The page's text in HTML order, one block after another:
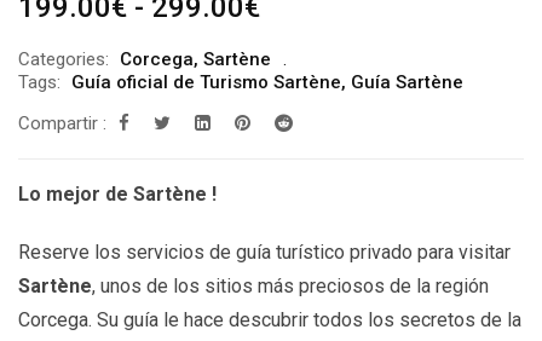
199.00€ - 299.00€
precios:
desde
199.00€
Categories: Corcega, Sartène
Tags:
Guía oficial de Turismo Sartène, Guía Sartène
Compartir :
Lo mejor de Sartène !
Reserve los servicios de guía turístico privado para visitar
Sartène, unos de los sitios más preciosos de la región
Corcega. Su guía le hace descubrir todos los secretos de la